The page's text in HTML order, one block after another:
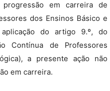
em carreira de
dos Ensinos Básico e
do artigo 9.º, do
Contínua de Professores
a presente ação não
em carreira.